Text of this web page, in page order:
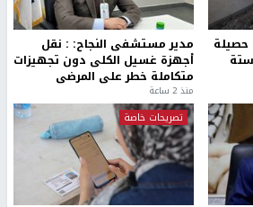
حصيلة مدير مستشفى النجاح: : نقل
أجهزة غسيل الكلى دون تجهيزات
متكاملة خطر على المرضى
منذ 2 ساعة
تصريحات خاصة